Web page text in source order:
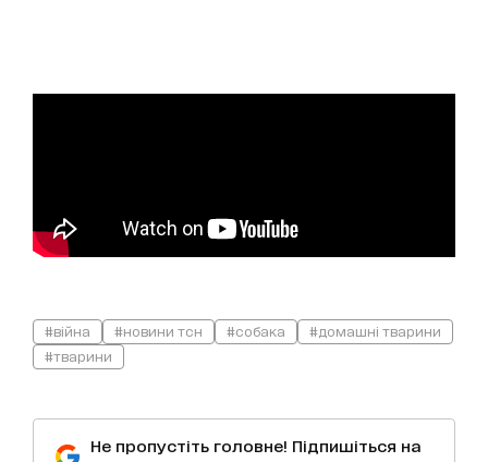
#війна #новини тсн #собака
#домашні тварини
#тварини
Не пропустіть головне! Підпишіться на